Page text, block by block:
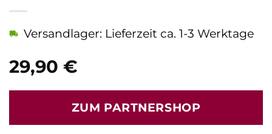
29,90 €
Versandlager: Lieferzeit ca. 1-3 Werktage
ZUM PARTNERSHOP